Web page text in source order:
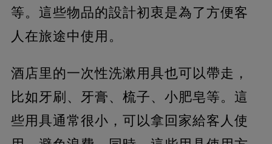
等。這些物品的設計初衷是為了方便客
人在旅途中使用。
酒店里的一次性洗漱用具也可以帶走，
比如牙刷、牙膏、梳子、小肥皂等。這
些用具通常很小， 可以拿回家給客人使